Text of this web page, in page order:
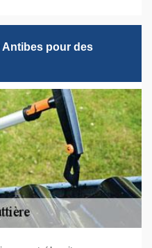
Antibes pour des